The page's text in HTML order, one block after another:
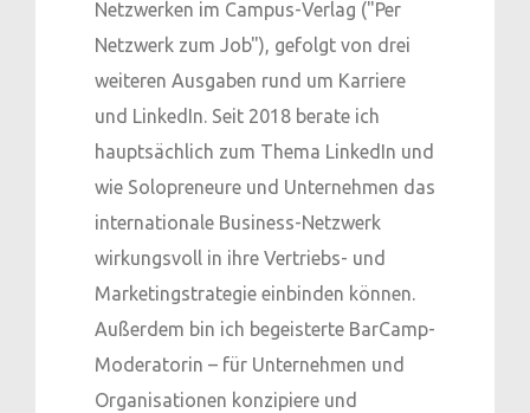
Netzwerken im Campus-Verlag ("Per
Netzwerk zum Job"), gefolgt von drei
weiteren Ausgaben rund um Karriere
und LinkedIn. Seit 2018 berate ich
hauptsächlich zum Thema LinkedIn und
wie Solopreneure und Unternehmen das
internationale Business-Netzwerk
wirkungsvoll in ihre Vertriebs- und
Marketingstrategie einbinden können.
Außerdem bin ich begeisterte BarCamp-
Moderatorin – für Unternehmen und
Organisationen konzipiere und